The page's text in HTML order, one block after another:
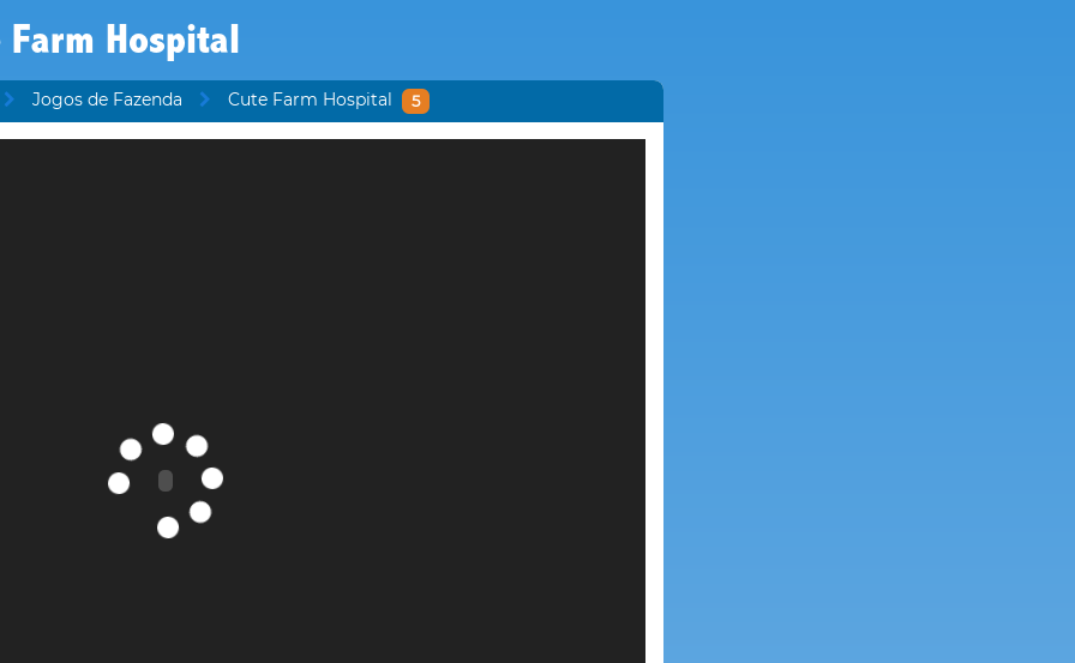
Farm Hospital
Jogos de Fazenda Cute Farm Hospital 5